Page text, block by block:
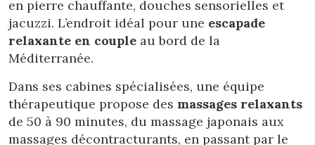
en pierre chauffante, douches sensorielles et
jacuzzi. L’endroit idéal pour une escapade
relaxante en couple au bord de la
Méditerranée.
Dans ses cabines spécialisées, une équipe
thérapeutique propose des massages relaxants
de 50 à 90 minutes, du massage japonais aux
massages décontracturants, en passant par le